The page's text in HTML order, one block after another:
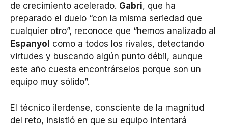
de crecimiento acelerado. Gabri, que ha
preparado el duelo “con la misma seriedad que
cualquier otro”, reconoce que “hemos analizado al
Espanyol como a todos los rivales, detectando
virtudes y buscando algún punto débil, aunque
este año cuesta encontrárselos porque son un
equipo muy sólido”.
El técnico ilerdense, consciente de la magnitud
del reto, insistió en que su equipo intentará